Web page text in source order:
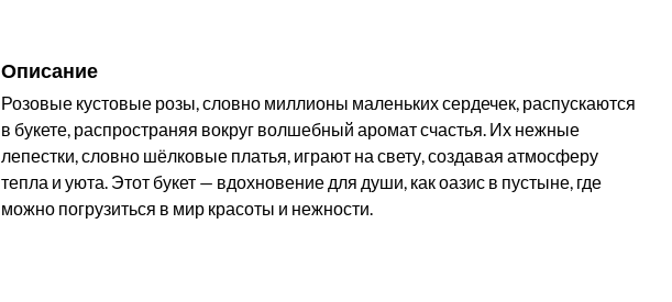
Описание
Розовые кустовые розы, словно миллионы маленьких сердечек, распускаются
в букете, распространяя вокруг волшебный аромат счастья. Их нежные
лепестки, словно шёлковые платья, играют на свету, создавая атмосферу
тепла и уюта. Этот букет — вдохновение для души, как оазис в пустыне, где
можно погрузиться в мир красоты и нежности.